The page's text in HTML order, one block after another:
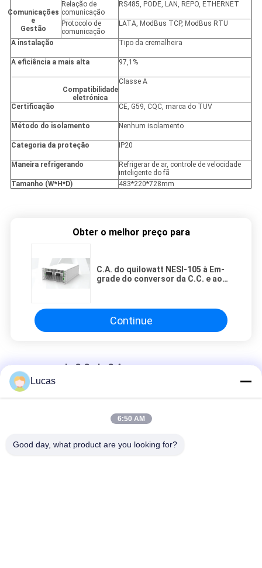
Comunicações
e
Gestão
Relação de
comunicação
RS485, PODE, LAN, REPO, ETHERNET
Protocolo de
comunicação
LATA, ModBus TCP, ModBus RTU
A instalação Tipo da cremalheira
A eficiência a mais alta 97,1%
Compatibilidade
eletrónica
Classe A
Certificação CE, G59, CQC, marca do TUV
Método do isolamento Nenhum isolamento
Categoria da proteção IP20
Maneira refrigerando
Refrigerar de ar, controle de velocidade
inteligente do fã
Tamanho (W*H*D)
483*220*728mm
Obter o melhor preço para
C.A. do quilowatt NESI-105 à Em-
grade do conversor da C.C. e ao
armazenamento de energia
Continue
conversor da C.C. da C.A.
C.A. 6KW bidirecional isolada à eficiência elevada do conversor
Módulo 380VAC 50~950VDC do conversor da C.C. da C.A. 15KW
Lucas
6:50 AM
Good day, what product are you looking for?